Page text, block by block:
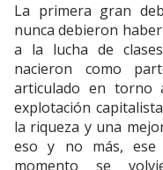
La primera gran
nunca debieron
a la lucha de
nacieron como
articulado en torno
explotación
la riqueza y una
eso y no más, ese
momento se